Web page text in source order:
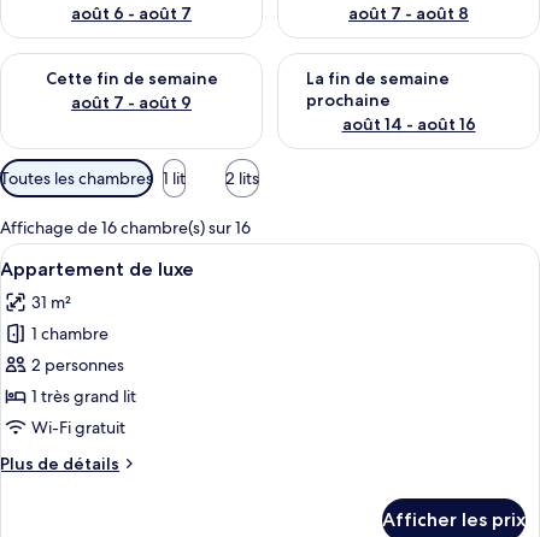
août 6 - août 7
août 7 - août 8
Cette fin de semaine
août 7 - août 9
Vérifier la disponibilité pour cette fin de semaine août 7 -
La fin de semaine
prochaine
août 14 - août 16
Vérifier la disponibilité pour
Filtres
disponibles
pour
les
chambres
Toutes les chambres 1 lit 2 lits
Affichage de 16 chambre(s) sur 16
Afficher
toutes
les
photos
pour
ce
type
chambre :
Une chambre moderne avec un
6
Appartement de luxe
31 m²
1 chambre
2 personnes
1 très grand lit
Wi-Fi gratuit
Plus de détails
Plus
Afficher les prix